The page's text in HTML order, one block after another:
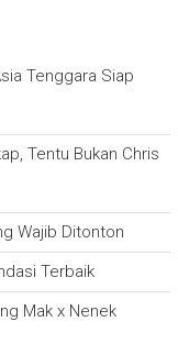
Tenggara Siap
Tentu Bukan Chris
Wajib Ditonton
Terbaik
Mak x Nenek